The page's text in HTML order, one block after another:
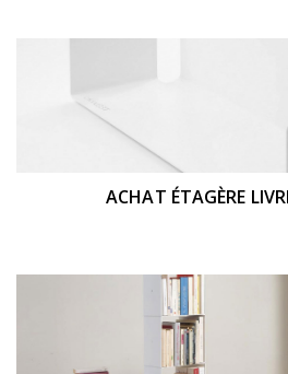
ACHAT ÉTAGÈRE